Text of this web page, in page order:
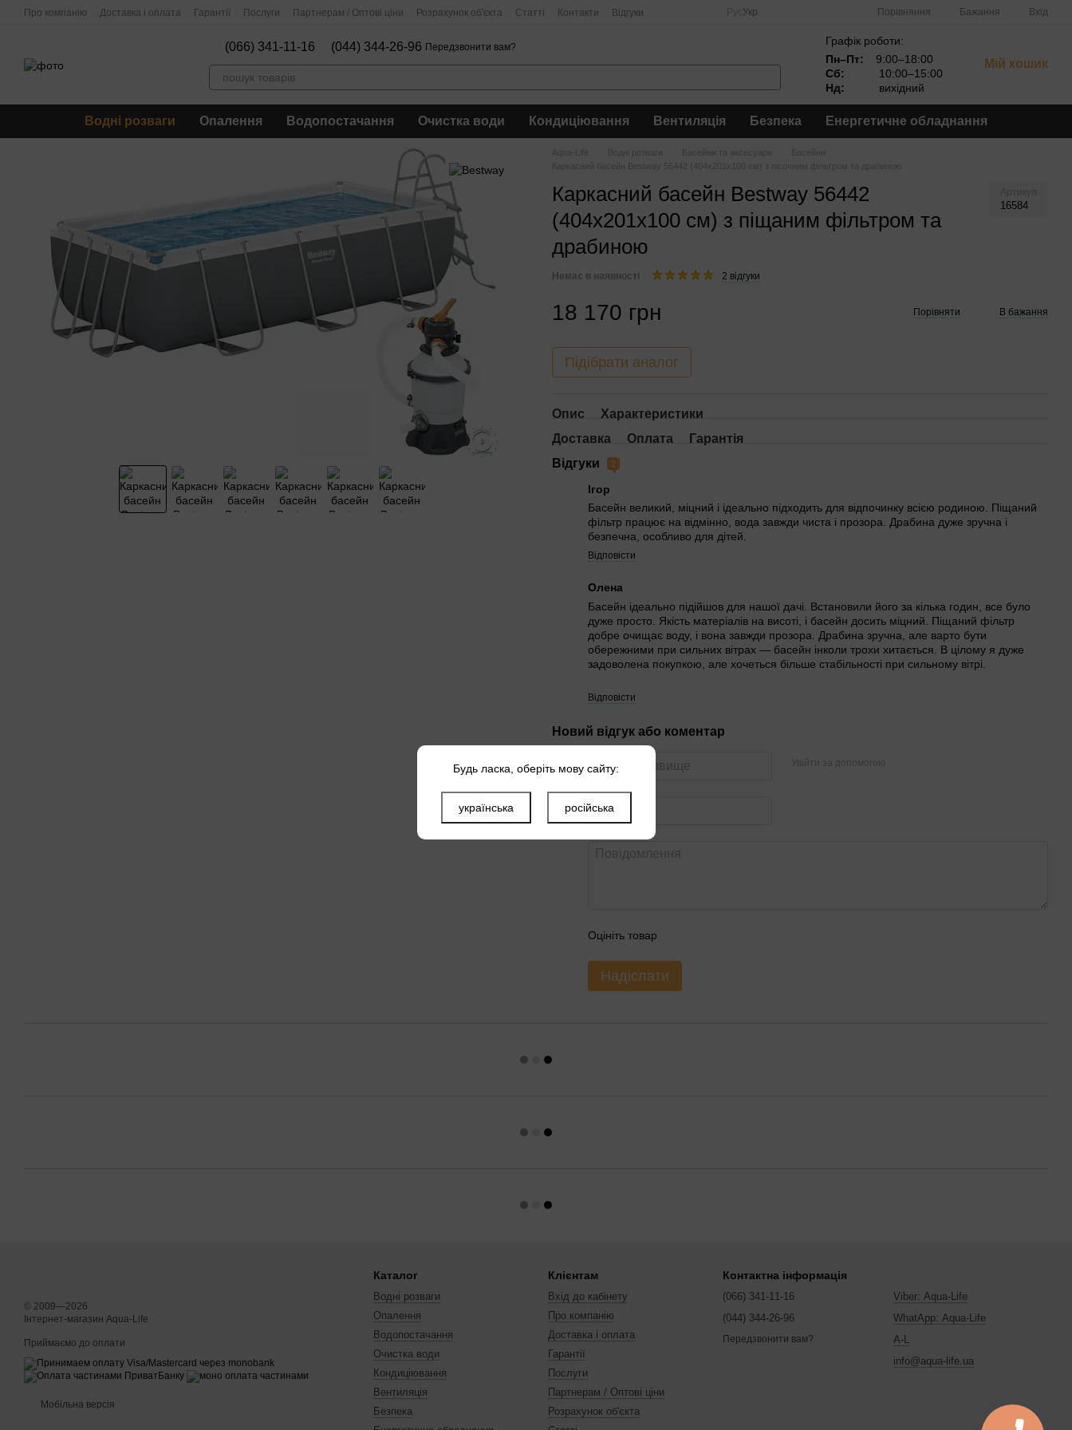
Перейти до основного контенту
Про компанію Доставка і оплата Гарантії Послуги Партнерам / Оптові ціни Розрахунок об'єкта Статті Контакти Відгуки Укр Порівняння Бажання Вхід
(066) 341-11-16 (044) 344-26-96 Передзвонити вам?
Графік роботи:
Пн–Пт:
9:00–18:00
Сб:
10:00–15:00
Нд:
вихідний
Мій кошик
Водні розваги Опалення Водопостачання Очистка води Кондиціювання Вентиляція Безпека Енергетичне обладнання
Aqua-Life Водні розваги Басейни та аксесуари
Басейни
Каркасний басейн Bestway 56442 (404х201х100 см) з пісочним фільтром та драбиною
Каркасний басейн Bestway 56442
(404х201х100 см) з піщаним фільтром та
драбиною
16584
Немає в наявності 2 відгуки
18 170 грн Порівняти В бажання
Підібрати аналог
Опис
Характеристики
Доставка
Оплата
Гарантія
Відгуки
2
Ігор
Басейн великий, міцний і ідеально підходить для відпочинку всією родиною. Піщаний
фільтр працює на відмінно, вода завжди чиста і прозора. Драбина дуже зручна і
безпечна, особливо для дітей.
Відповісти
Олена
Басейн ідеально підійшов для нашої дачі. Встановили його за кілька годин, все було
дуже просто. Якість матеріалів на висоті, і басейн досить міцний. Піщаний фільтр
добре очищає воду, і вона завжди прозора. Драбина зручна, але варто бути
обережними при сильних вітрах — басейн інколи трохи хитається. В цілому я дуже
задоволена покупкою, але хочеться більше стабільності при сильному вітрі.
Відповісти
Новий відгук або коментар
Увійти за допомогою
Оцініть товар
Надіслати
© 2009—2026
Інтернет-магазин Aqua-Life
Приймаємо до оплати
Мобільна версія
Каталог
Водні розваги
Опалення
Водопостачання
Очистка води
Кондиціювання
Вентиляція
Безпека
Клієнтам
Вхід до кабінету
Про компанію
Доставка і оплата
Гарантії
Послуги
Партнерам / Оптові ціни
Розрахунок об'єкта
Контактна інформація
(066) 341-11-16
(044) 344-26-96
Передзвонити вам?
Viber: Aqua-Life
WhatApp: Aqua-Life
A-L
info@aqua-life.ua
Будь ласка, оберіть мову сайту:
українська російська